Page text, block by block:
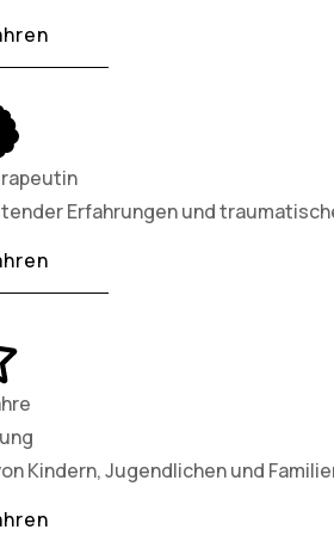
Erfahrungen und
Kindern, Jugendlichen und